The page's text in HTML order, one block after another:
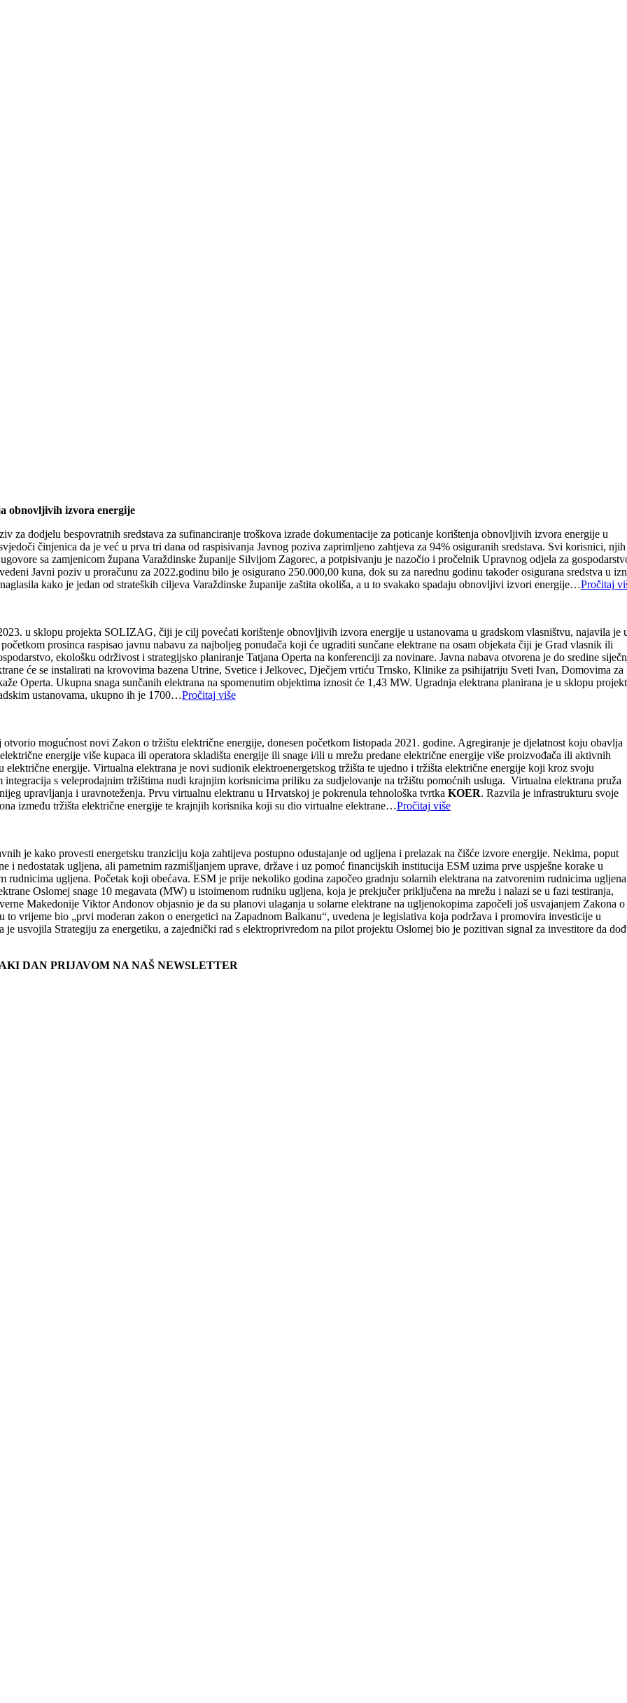
obnovljivih izvora energije
za dodjelu bespovratnih sredstava za sufinanciranje troškova izrade dokumentacije za poticanje korištenja obnovljivih izvora energije u
činjenica da je već u prva tri dana od raspisivanja Javnog poziva zaprimljeno zahtjeva za 94% osiguranih sredstava. Svi korisnici,
sa zamjenicom župana Varaždinske županije Silvijom Zagorec, a potpisivanju je nazočio i pročelnik Upravnog odjela za
Javni poziv u proračunu za 2022.godinu bilo je osigurano 250.000,00 kuna, dok su za narednu godinu također osigurana sredstva u
kako je jedan od strateških ciljeva Varaždinske županije zaštita okoliša, a u to svakako spadaju obnovljivi izvori energije…Pročitaj
u sklopu projekta SOLIZAG, čiji je cilj povećati korištenje obnovljivih izvora energije u ustanovama u gradskom vlasništvu, najavila je
prosinca raspisao javnu nabavu za najboljeg ponuđača koji će ugraditi sunčane elektrane na osam objekata čiji je Grad vlasnik ili
ekološku održivost i strategijsko planiranje Tatjana Operta na konferenciji za novinare. Javna nabava otvorena je do sredine
će se instalirati na krovovima bazena Utrine, Svetice i Jelkovec, Dječjem vrtiću Trnsko, Klinike za psihijatriju Sveti Ivan, Domovima za
Operta. Ukupna snaga sunčanih elektrana na spomenutim objektima iznosit će 1,43 MW. Ugradnja elektrana planirana je u sklopu
ustanovama, ukupno ih je 1700…Pročitaj više
mogućnost novi Zakon o tržištu električne energije, donesen početkom listopada 2021. godine. Agregiranje je djelatnost koju obavlja
energije više kupaca ili operatora skladišta energije ili snage i/ili u mrežu predane električne energije više proizvođača ili aktivnih
energije. Virtualna elektrana je novi sudionik elektroenergetskog tržišta te ujedno i tržišta električne energije koji kroz svoju
s veleprodajnim tržištima nudi krajnjim korisnicima priliku za sudjelovanje na tržištu pomoćnih usluga. Virtualna elektrana pruža
upravljanja i uravnoteženja. Prvu virtualnu elektranu u Hrvatskoj je pokrenula tehnološka tvrtka KOER. Razvila je infrastrukturu svoje
između tržišta električne energije te krajnjih korisnika koji su dio virtualne elektrane…Pročitaj više
je kako provesti energetsku tranziciju koja zahtijeva postupno odustajanje od ugljena i prelazak na čišće izvore energije. Nekima, poput
i nedostatak ugljena, ali pametnim razmišljanjem uprave, države i uz pomoć financijskih institucija ESM uzima prve uspješne korake u
rudnicima ugljena. Početak koji obećava. ESM je prije nekoliko godina započeo gradnju solarnih elektrana na zatvorenim rudnicima ugljena
Oslomej snage 10 megavata (MW) u istoimenom rudniku ugljena, koja je prekjučer priključena na mrežu i nalazi se u fazi testiranja,
Makedonije Viktor Andonov objasnio je da su planovi ulaganja u solarne elektrane na ugljenokopima započeli još usvajanjem Zakona o
vrijeme bio „prvi moderan zakon o energetici na Zapadnom Balkanu“, uvedena je legislativa koja podržava i promovira investicije u
usvojila Strategiju za energetiku, a zajednički rad s elektroprivredom na pilot projektu Oslomej bio je pozitivan signal za investitore da
DAN PRIJAVOM NA NAŠ NEWSLETTER